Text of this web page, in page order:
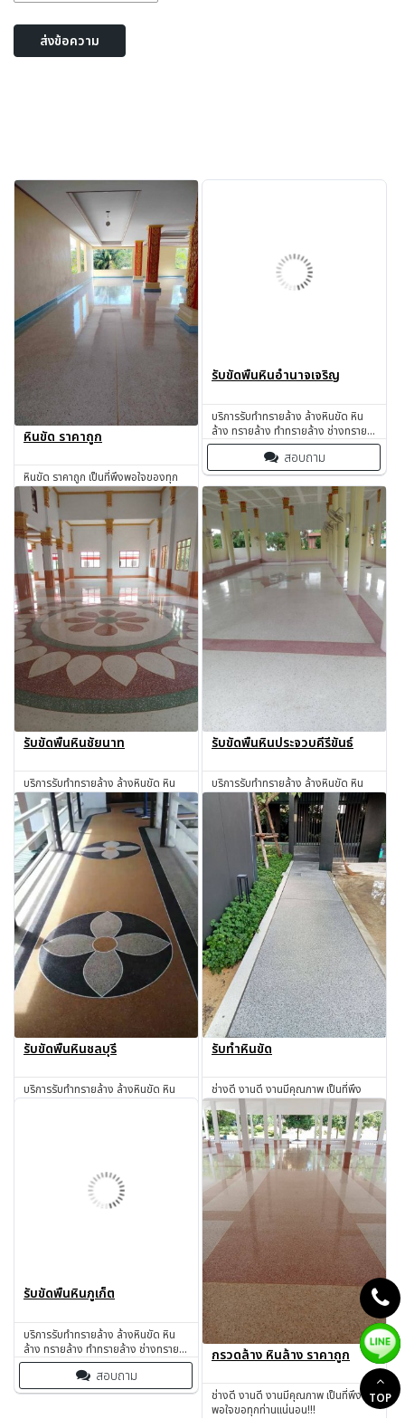
ส่งข้อความ
หินขัด ราคาถูก
หินขัด ราคาถูก เป็นที่พึงพอใจของทุก
ท่านแน่นอน !!!
สอบถาม
รับขัดพื้นหินอำนาจเจริญ
บริการรับทำทรายล้าง ล้างหินขัด หิน
ล้าง ทรายล้าง ทำทรายล้าง ช่างทราย
ล้าง ช่างหินขัด รับทำหินขัด รับทำหิน
อ่อน รับเหมาทำทรายล้าง โดยช่างผู้มี
ประสบการณ์มากกว่า 30 ปี
อำนาจเจริญ
สอบถาม
รับขัดพื้นหินชัยนาท
บริการรับทำทรายล้าง ล้างหินขัด หิน
ล้าง ทรายล้าง ทำทรายล้าง ช่างทราย
ล้าง ช่างหินขัด รับทำหินขัด รับทำหิน
อ่อน รับเหมาทำทรายล้าง โดยช่างผู้มี
ประสบการณ์มากกว่า 30 ปี ชัยนาท
สอบถาม
รับขัดพื้นหินประจวบคีรีขันธ์
บริการรับทำทรายล้าง ล้างหินขัด หิน
ล้าง ทรายล้าง ทำทรายล้าง ช่างทราย
ล้าง ช่างหินขัด รับทำหินขัด รับทำหิน
อ่อน รับเหมาทำทรายล้าง โดยช่างผู้มี
ประสบการณ์มากกว่า 30 ปี
ประจวบคีรีขันธ์
สอบถาม
รับขัดพื้นหินชลบุรี
บริการรับทำทรายล้าง ล้างหินขัด หิน
รับทำหินขัด
ช่างดี งานดี งานมีคุณภาพ เป็นที่พึง
พอใจขอทุกท่านแน่นอน !!!
สอบถาม
รับขัดพื้นหินภูเก็ต
บริการรับทำทรายล้าง ล้างหินขัด หิน
กรวดล้าง หินล้าง ราคาถูก
ช่างดี งานดี งานมีคุณภาพ เป็นที่พึง
พอใจขอทุกท่านแน่นอน!!!
TOP